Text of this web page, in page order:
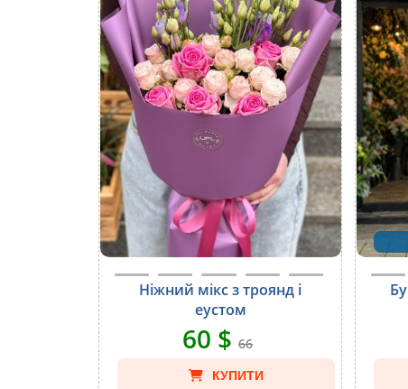
Ніжний мікс з троянд і
еустом
60 $ 66
КУПИТИ